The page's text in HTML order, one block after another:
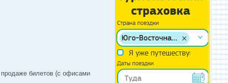
продаже билетов (с офисами